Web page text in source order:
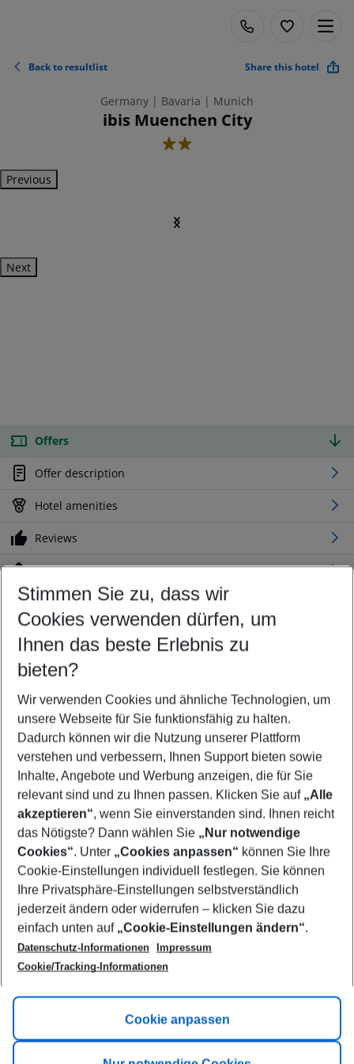
Back to resultlist Share this hotel
Germany | Bavaria | Munich
ibis Muenchen City
2
Previous
Next
Offers
Offer description
Hotel amenities
Reviews
Location
Customize your offer
Find the perfect deal which suits your best
Your departure airport
Any airport
Select your date range
08/08/26–06/08/27 5-8 nights
Who will travel
2 adults No children
Show more filter
Footer
Footer navigation
Title A
Link A
Stimmen Sie zu, dass wir
Cookies verwenden dürfen, um
Ihnen das beste Erlebnis zu
bieten?
Wir verwenden Cookies und ähnliche Technologien, um
unsere Webseite für Sie funktionsfähig zu halten.
Dadurch können wir die Nutzung unserer Plattform
verstehen und verbessern, Ihnen Support bieten sowie
Inhalte, Angebote und Werbung anzeigen, die für Sie
relevant sind und zu Ihnen passen. Klicken Sie auf „Alle
akzeptieren“, wenn Sie einverstanden sind. Ihnen reicht
das Nötigste? Dann wählen Sie „Nur notwendige
Cookies“. Unter „Cookies anpassen“ können Sie Ihre
Cookie-Einstellungen individuell festlegen. Sie können
Ihre Privatsphäre-Einstellungen selbstverständlich
jederzeit ändern oder widerrufen – klicken Sie dazu
einfach unten auf „Cookie-Einstellungen ändern“.
Datenschutz-Informationen
Impressum
Cookie/Tracking-Informationen
Cookie anpassen